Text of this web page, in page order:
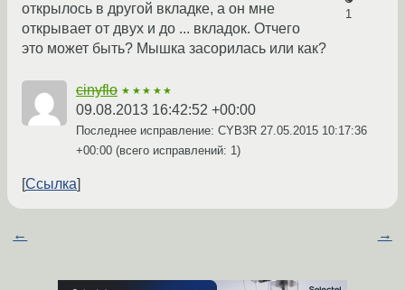
1
открылось в другой вкладке, а он мне
открывает от двух и до ... вкладок. Отчего
это может быть? Мышка засорилась или как?
cinyflo ★★★★★
09.08.2013 16:42:52 +00:00
Последнее исправление: CYB3R 27.05.2015 10:17:36
+00:00 (всего исправлений: 1)
Ссылка
← →